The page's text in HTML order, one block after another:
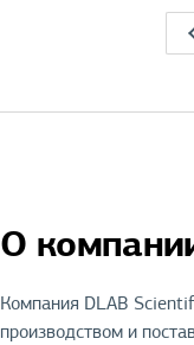
О
Компания DLAB
производством и